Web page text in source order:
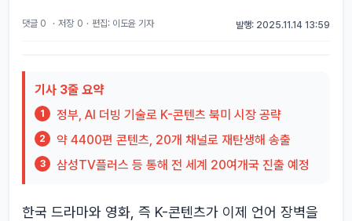
댓글 0 · 저장 0 · 편집: 이도윤 기자 발행: 2025.11.14 13:59
기사 3줄 요약
1 정부, AI 더빙 기술로 K-콘텐츠 북미 시장 공략
2 약 4400편 콘텐츠, 20개 채널로 재탄생해 송출
3 삼성TV플러스 등 통해 전 세계 20여개국 진출 예정
한국 드라마와 영화, 즉 K-콘텐츠가 이제 언어 장벽을